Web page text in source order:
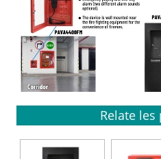
Relate